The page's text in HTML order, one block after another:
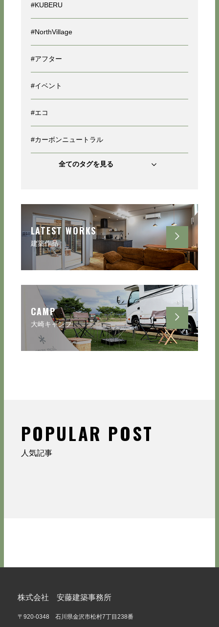
#KUBERU
#NorthVillage
#アフター
#イベント
#エコ
#カーボンニュートラル
全てのタグを見る
LATEST WORKS
建築作品
CAMP
大崎キャンプ
POPULAR POST
人気記事
株式会社 安藤建築事務所
〒920-0348 石川県金沢市松村7丁目238番